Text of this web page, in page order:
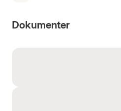
Dokumenter